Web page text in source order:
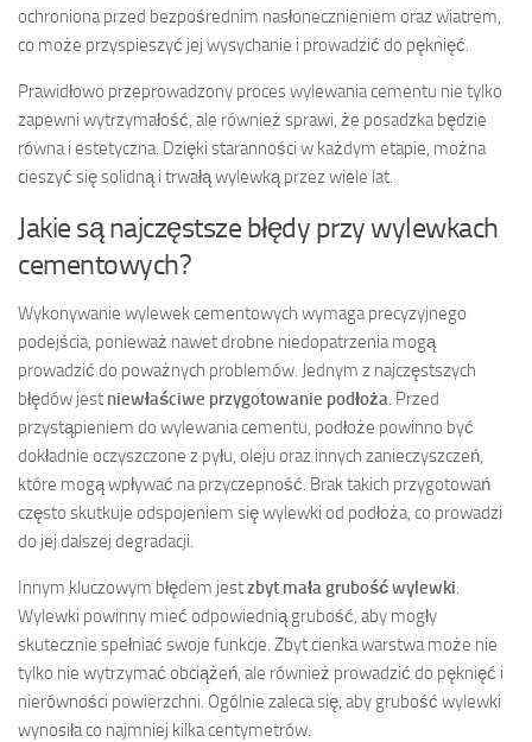
ochroniona przed bezpośrednim nasłonecznieniem oraz wiatrem,
co może przyspieszyć jej wysychanie i prowadzić do pęknięć.
Prawidłowo przeprowadzony proces wylewania cementu nie tylko
zapewni wytrzymałość, ale również sprawi, że posadzka będzie
równa i estetyczna. Dzięki staranności w każdym etapie, można
cieszyć się solidną i trwałą wylewką przez wiele lat.
Jakie są najczęstsze błędy przy wylewkach
cementowych?
Wykonywanie wylewek cementowych wymaga precyzyjnego
podejścia, ponieważ nawet drobne niedopatrzenia mogą
prowadzić do poważnych problemów. Jednym z najczęstszych
błędów jest niewłaściwe przygotowanie podłoża. Przed
przystąpieniem do wylewania cementu, podłoże powinno być
dokładnie oczyszczone z pyłu, oleju oraz innych zanieczyszczeń,
które mogą wpływać na przyczepność. Brak takich przygotowań
często skutkuje odspojeniem się wylewki od podłoża, co prowadzi
do jej dalszej degradacji.
Innym kluczowym błędem jestzbyt mała grubość wylewki.
Wylewki powinny mieć odpowiednią grubość, aby mogły
skutecznie spełniać swoje funkcje. Zbyt cienka warstwa może nie
tylko nie wytrzymać obciążeń, ale również prowadzić do pęknięć i
nierówności powierzchni. Ogólnie zaleca się, aby grubość wylewki
wynosiła co najmniej kilka centymetrów.